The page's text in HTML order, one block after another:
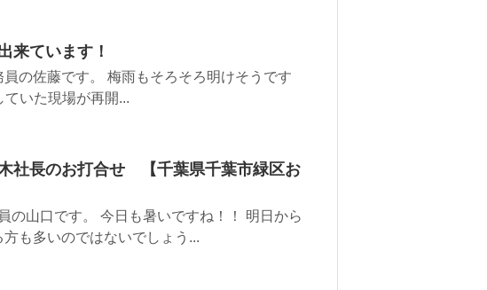
来ています！
の佐藤です。 梅雨もそろそろ明けそうです
いた現場が再開...
社長のお打合せ 【千葉県千葉市緑区お
の山口です。 今日も暑いですね！！ 明日から
も多いのではないでしょう...